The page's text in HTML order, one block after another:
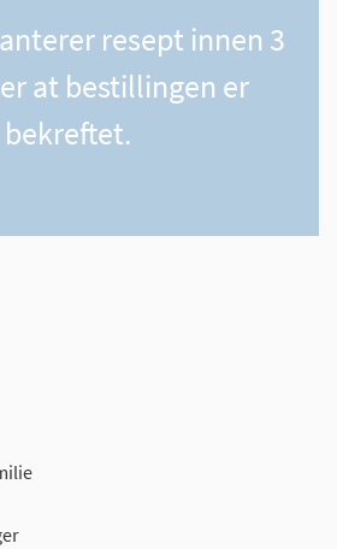
resept innen 3
at bestillingen er
bekreftet.